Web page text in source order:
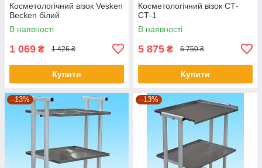
Косметологічний візок Vesken
Becken білий
В наявності
1 069 ₴ 1 426 ₴
Купити
Косметологічний візок СТ-
СТ-1
В наявності
5 875 ₴ 6 750 ₴
Купити
–13% –13%